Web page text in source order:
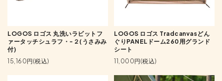
LOGOS ロゴス 丸洗いラビットフ
ァータッチシュラフ・-２(うさみみ
付)
15,160円(税込)
LOGOS ロゴス Tradcanvasどん
ぐりPANELドーム260用グランド
シート
11,000円(税込)